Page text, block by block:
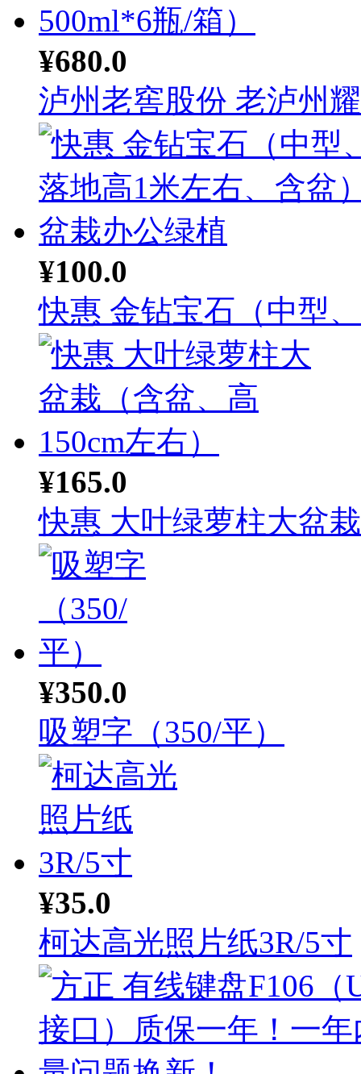
¥680.0
泸州老窖股份 老泸州
¥100.0
快惠 金钻宝石（中型
¥165.0
快惠 大叶绿萝柱大盆
¥350.0
吸塑字（350/平）
¥35.0
柯达高光照片纸3R/5寸